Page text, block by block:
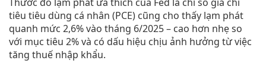
Thước đo lạm phát ưa thích của Fed là chỉ số giá chi
tiêu tiêu dùng cá nhân (PCE) cũng cho thấy lạm phát
quanh mức 2,6% vào tháng 6/2025 – cao hơn nhẹ so
với mục tiêu 2% và có dấu hiệu chịu ảnh hưởng từ việc
tăng thuế nhập khẩu.